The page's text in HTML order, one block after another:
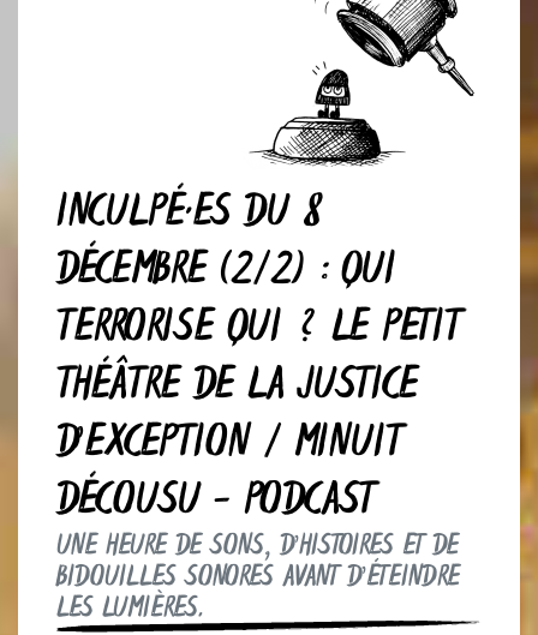
INCULPÉ·ES DU 8
DÉCEMBRE (2/2) : QUI
TERRORISE QUI ? LE PETIT
THÉÂTRE DE LA JUSTICE
D’EXCEPTION / MINUIT
DÉCOUSU - PODCAST
UNE HEURE DE SONS, D’HISTOIRES ET DE
BIDOUILLES SONORES AVANT D’ÉTEINDRE
LES LUMIÈRES.